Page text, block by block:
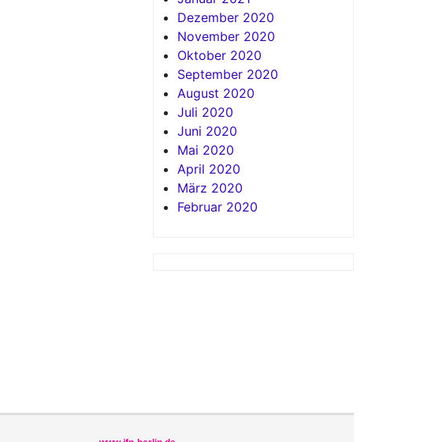
Dezember 2020
November 2020
Oktober 2020
September 2020
August 2020
Juli 2020
Juni 2020
Mai 2020
April 2020
März 2020
Februar 2020